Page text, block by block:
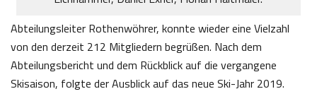
Abteilungsleiter Rothenwöhrer, konnte wieder eine Vielzahl
von den derzeit 212 Mitgliedern begrüßen. Nach dem
Abteilungsbericht und dem Rückblick auf die vergangene
Skisaison, folgte der Ausblick auf das neue Ski-Jahr 2019.